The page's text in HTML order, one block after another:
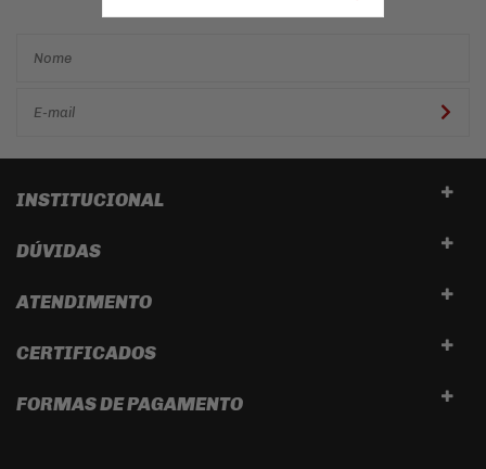
INSTITUCIONAL
DÚVIDAS
ATENDIMENTO
CERTIFICADOS
FORMAS DE PAGAMENTO